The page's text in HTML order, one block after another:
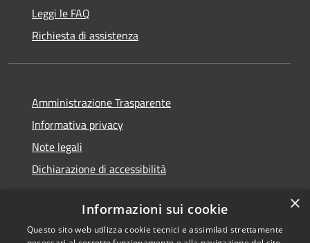
Leggi le FAQ
Richiesta di assistenza
Amministrazione Trasparente
Informativa privacy
Note legali
Dichiarazione di accessibilità
RSS Copyright © 2026 • Comune di
×
Informazioni sui cookie
Questo sito web utilizza cookie tecnici e assimilati strettamente